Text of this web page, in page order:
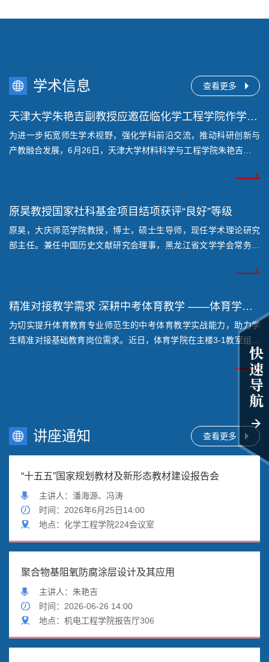
学术信息 查看更多
天津大学朱艳吉副教授应邀莅临化学工程学院作学术报告
为进一步拓宽师生学术视野，强化学科前沿交流，推动科研创新与
产教融合发展，6月26日，天津大学材料科学与工程学院朱艳吉副教
腐涂层设计及其应用》的学术报告。本次报告会由化学工程学院副
会。唐龙对朱艳吉副教授的到来表示热烈欢迎，介绍了朱艳吉的学
术背景与研究成果，并希望在场师生把握本次交流机会，...
原昊教授国家社科基金项目结项获评“良好”等级
原昊，大庆师范学院教授，博士，硕士生导师，现任学术理论研究
部主任。兼任中国历史文献研究会理事，黑龙江省文学学会常务理
才，大庆市A级学科带头人，大庆师范学院中国语言文学学科学术带
史文献学专业获得硕士、博士学位。主要从事中国古典文献学、先
秦两汉文学及中华优秀传统文化研究。在黄卷青灯...
精准对接教学需求 深耕中考体育教学 ——体育学院开展中考体育培训讲座
为切实提升体育教育专业师范生的中考体育教学实战能力，助力学
生精准对接基础教育岗位需求。近日，体育学院在主楼3-1教室组织
了中考体育专项培训。本次活动邀请大庆市第一中学初中部教师李
子轩担任主讲，李子轩老师连续四年执教初四毕业年级，把关体育
中考，是大庆一中金牌教师。体育学院副院长刘大鹏主持，体育学
院在校师范生参与了本次培训。 讲座伊始，李子轩结合2024年大庆
讲座通知 查看更多
“十五五”国家规划教材及新形态教材建设报告会
主讲人：潘海源、冯涛
时间：2026年6月25日14:00
地点：化学工程学院224会议室
聚合物基阻氧防腐涂层设计及其应用
主讲人：朱艳吉
时间：2026-06-26 14:00
地点：机电工程学院报告厅306